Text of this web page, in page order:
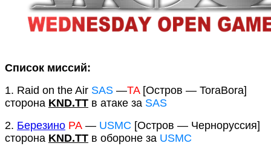
Список миссий:
1. Raid on the Air SAS —TA[Остров — ToraBora]
сторона KND.TT в атаке за SAS
2. Березино РА — USMC [Остров — Черноруссия]
сторона KND.TT в обороне за USMC